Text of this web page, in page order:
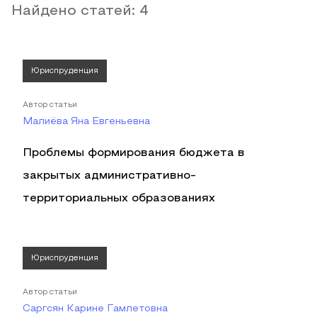
Найдено статей: 4
Юриспруденция
Автор статьи
Малиёва Яна Евгеньевна
Проблемы формирования бюджета в
закрытых административно-
территориальных образованиях
Юриспруденция
Автор статьи
Саргсян Карине Гамлетовна